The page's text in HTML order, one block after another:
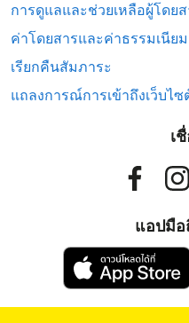
การดูแลและช่วยเหลือผู้โดย
ค่าโดยสารและค่าธรรมเนียม
เรียกคืนสัมภาระ
แถลงการณ์การเข้าถึงเว็บไซ
เ
แอปมือ